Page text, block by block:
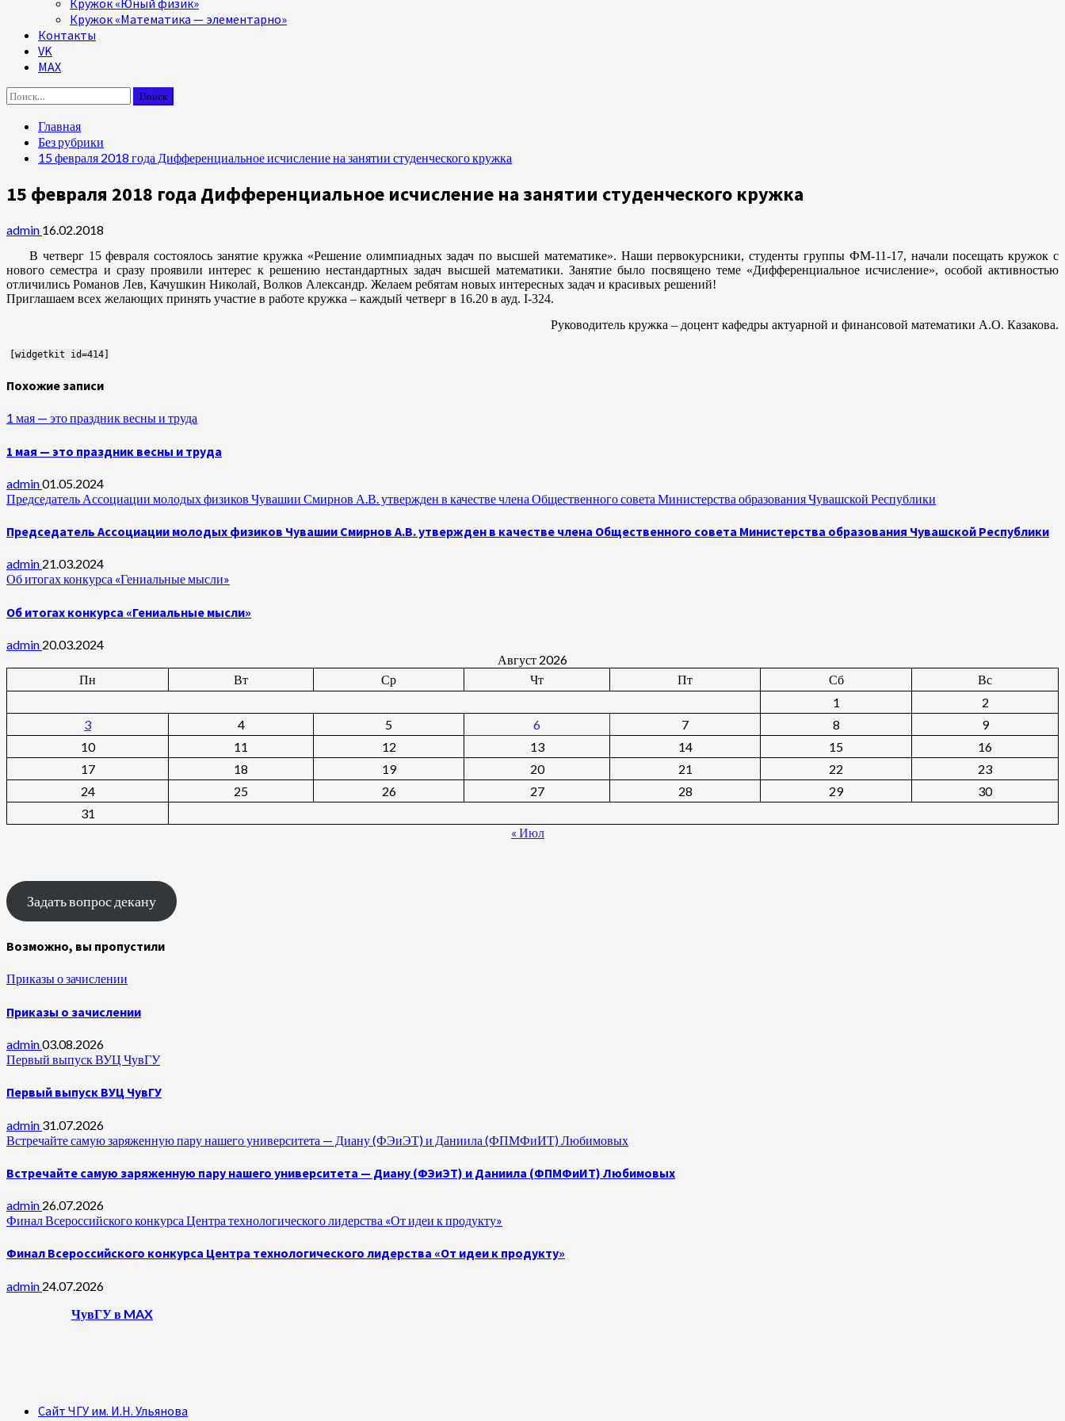
Кружок «Юный физик»
Кружок «Математика — элементарно»
Контакты
VK
MAX
Найти:
Главная
Без рубрики
15 февраля 2018 года Дифференциальное исчисление на занятии студенческого кружка
15 февраля 2018 года Дифференциальное исчисление на занятии студенческого кружка
admin 16.02.2018
В четверг 15 февраля состоялось занятие кружка «Решение олимпиадных задач по высшей математике». Наши первокурсники, студенты группы ФМ-11-17, начали посещать кружок с
нового семестра и сразу проявили интерес к решению нестандартных задач высшей математики. Занятие было посвящено теме «Дифференциальное исчисление», особой активностью
отличились Романов Лев, Качушкин Николай, Волков Александр. Желаем ребятам новых интересных задач и красивых решений!
Приглашаем всех желающих принять участие в работе кружка – каждый четверг в 16.20 в ауд. I-324.
Руководитель кружка – доцент кафедры актуарной и финансовой математики А.О. Казакова.
[widgetkit id=414]
Похожие записи
1 мая — это праздник весны и труда
1 мая — это праздник весны и труда
admin01.05.2024
Председатель Ассоциации молодых физиков Чувашии Смирнов А.В. утвержден в качестве члена Общественного совета Министерства образования Чувашской Республики
Председатель Ассоциации молодых физиков Чувашии Смирнов А.В. утвержден в качестве члена Общественного совета Министерства образования Чувашской Республики
admin 21.03.2024
Об итогах конкурса «Гениальные мысли»
Об итогах конкурса «Гениальные мысли»
admin 20.03.2024
Август 2026
Пн
Вт Ср Чт Пт Сб
Вс
1
2
3
4 5 6 7 8
9
10
11 12 13 14 15
16
17
18 19 20 21 22
23
24
25 26 27 28 29
30
31
« Июл
Задать вопрос декану
Возможно, вы пропустили
Приказы о зачислении
Приказы о зачислении
admin03.08.2026
Первый выпуск ВУЦ ЧувГУ
Первый выпуск ВУЦ ЧувГУ
admin 31.07.2026
Встречайте самую заряженную пару нашего университета — Диану (ФЭиЭТ) и Даниила (ФПМФиИТ) Любимовых
Встречайте самую заряженную пару нашего университета — Диану (ФЭиЭТ) и Даниила (ФПМФиИТ) Любимовых
admin 26.07.2026
Финал Всероссийского конкурса Центра технологического лидерства «От идеи к продукту»
Финал Всероссийского конкурса Центра технологического лидерства «От идеи к продукту»
admin 24.07.2026
ЧувГУ в MAX
Сайт ЧГУ им. И.Н. Ульянова